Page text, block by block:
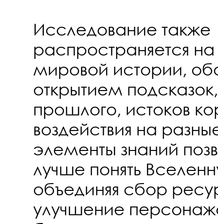
Исследование также
распространяется
мировой истории,
открытием
прошлого, истоков
воздействия на
элементы знаний
лучше понять
объединяя сбор
улучшение